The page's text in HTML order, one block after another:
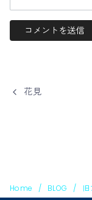
花見
Home BLOG